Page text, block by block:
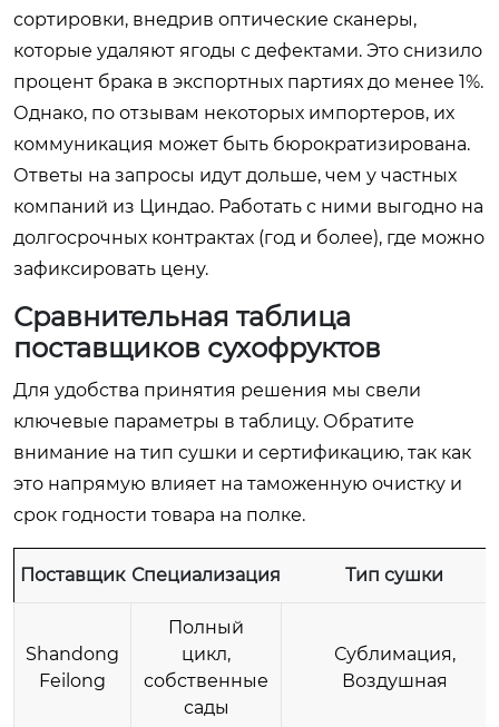
сортировки, внедрив оптические сканеры,
которые удаляют ягоды с дефектами. Это снизило
процент брака в экспортных партиях до менее 1%.
Однако, по отзывам некоторых импортеров, их
коммуникация может быть бюрократизирована.
Ответы на запросы идут дольше, чем у частных
компаний из Циндао. Работать с ними выгодно на
долгосрочных контрактах (год и более), где можно
зафиксировать цену.
Сравнительная таблица
поставщиков сухофруктов
Для удобства принятия решения мы свели
ключевые параметры в таблицу. Обратите
внимание на тип сушки и сертификацию, так как
это напрямую влияет на таможенную очистку и
срок годности товара на полке.
Поставщик Специализация Тип сушки
Shandong
Feilong
Полный
цикл,
собственные
сады
Сублимация,
Воздушная